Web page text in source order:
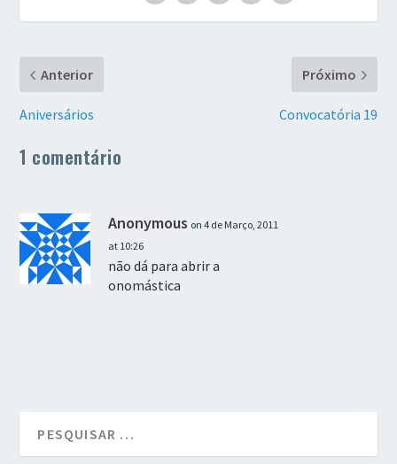
Anterior
Aniversários
Próximo
Convocatória 19
1 comentário
Anonymous on 4 de Março, 2011
at 10:26
não dá para abrir a
onomástica